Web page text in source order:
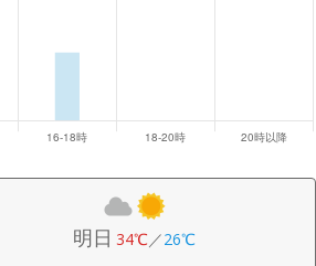
明日 34℃／26℃